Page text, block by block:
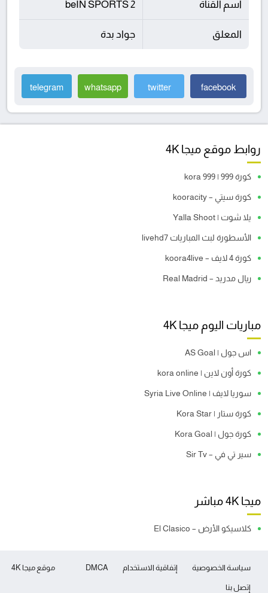
اسم القناة beIN SPORTS 2
المعلق جواد بدة
facebook
twitter
whatsapp
telegram
روابط موقع ميجا 4K
كورة 999 | kora 999
كورة سيتي – kooracity
يلا شوت | Yalla Shoot
الأسطورة لبث المباريات livehd7
كورة 4 لايف – koora4live
ريال مدريد – Real Madrid
مباريات اليوم ميجا 4K
اس جول | AS Goal
كورة أون لاين | kora online
سوريا لايف | Syria Live Online
كورة ستار | Kora Star
كورة جول | Kora Goal
سير تي في – Sir Tv
ميجا 4K مباشر
كلاسيكو الأرض – El Clasico
موقع ميجا 4K سياسة الخصوصية إتفاقية الاستخدام DMCA
إتصل بنا